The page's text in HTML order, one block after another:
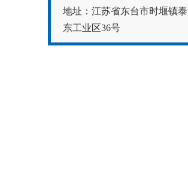
地址：江苏省东台市时堰镇泰
东工业区36号